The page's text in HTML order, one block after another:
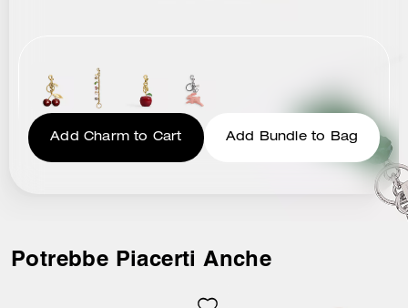
Add Charm to Cart Add Bundle to Bag
Potrebbe Piacerti Anche